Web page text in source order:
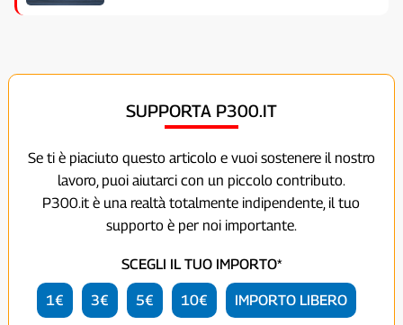
SUPPORTA P300.IT
Se ti è piaciuto questo articolo e vuoi sostenere il nostro
lavoro, puoi aiutarci con un piccolo contributo.
P300.it è una realtà totalmente indipendente, il tuo
supporto è per noi importante.
SCEGLI IL TUO IMPORTO*
1€ 3€ 5€ 10€ IMPORTO LIBERO